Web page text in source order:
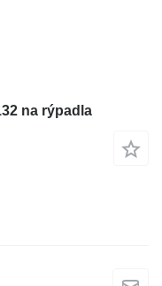
na rýpadla